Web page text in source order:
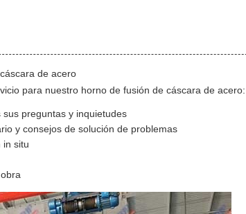
de acero
para nuestro horno de fusión de cáscara de acero:
preguntas y inquietudes
y consejos de solución de problemas
in situ